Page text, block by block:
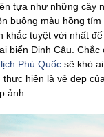
tựa như những cây
buông màu hồng
khắc tuyệt vời nhất
biển Dinh Cậu. Chắc
Phú Quốc sẽ khó
thực hiện là vẻ đẹp
ảnh.